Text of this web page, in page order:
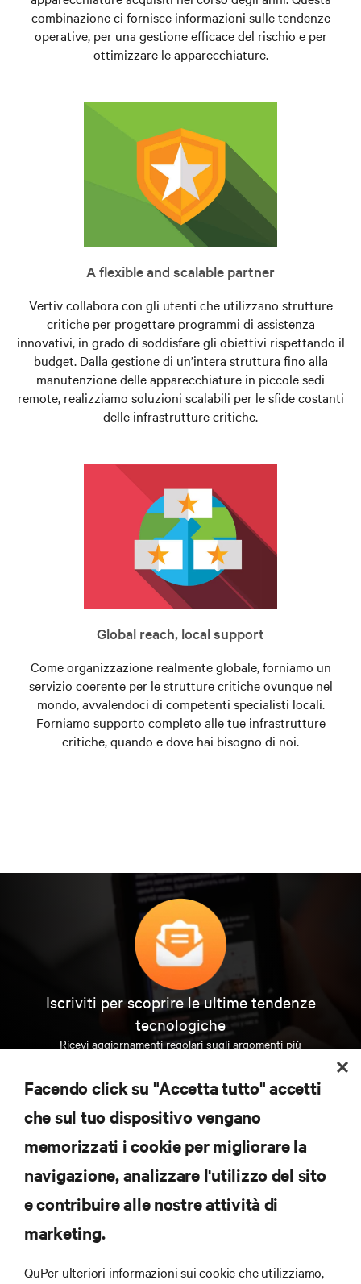
combinazione ci fornisce informazioni sulle tendenze
operative, per una gestione efficace del rischio e per
ottimizzare le apparecchiature.
A flexible and scalable partner
Vertiv collabora con gli utenti che utilizzano strutture
critiche per progettare programmi di assistenza
innovativi, in grado di soddisfare gli obiettivi rispettando il
budget. Dalla gestione di un’intera struttura fino alla
manutenzione delle apparecchiature in piccole sedi
remote, realizziamo soluzioni scalabili per le sfide costanti
delle infrastrutture critiche.
Global reach, local support
Come organizzazione realmente globale, forniamo un
servizio coerente per le strutture critiche ovunque nel
mondo, avvalendoci di competenti specialisti locali.
Forniamo supporto completo alle tue infrastrutture
critiche, quando e dove hai bisogno di noi.
Iscriviti per scoprire le ultime tendenze
tecnologiche
Ricevi aggiornamenti regolari sugli argomenti più
data center e infrastrutture.
ISCRIVITI SUBITO
SUPPORTO
Facendo click su "Accetta tutto" accetti
che sul tuo dispositivo vengano
memorizzati i cookie per migliorare la
navigazione, analizzare l'utilizzo del sito
e contribuire alle nostre attività di
marketing.
QuPer ulteriori informazioni sui cookie che utilizziamo,